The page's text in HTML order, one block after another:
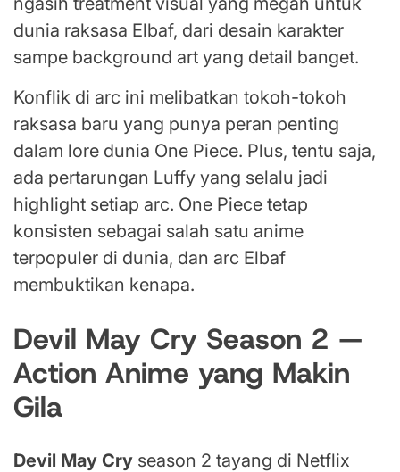
dunia raksasa Elbaf, dari desain karakter
sampe background art yang detail banget.
Konflik di arc ini melibatkan tokoh-tokoh
raksasa baru yang punya peran penting
dalam lore dunia One Piece. Plus, tentu saja,
ada pertarungan Luffy yang selalu jadi
highlight setiap arc. One Piece tetap
konsisten sebagai salah satu anime
terpopuler di dunia, dan arc Elbaf
membuktikan kenapa.
Devil May Cry Season 2 —
Action Anime yang Makin
Gila
Devil May Cry season 2 tayang di Netflix